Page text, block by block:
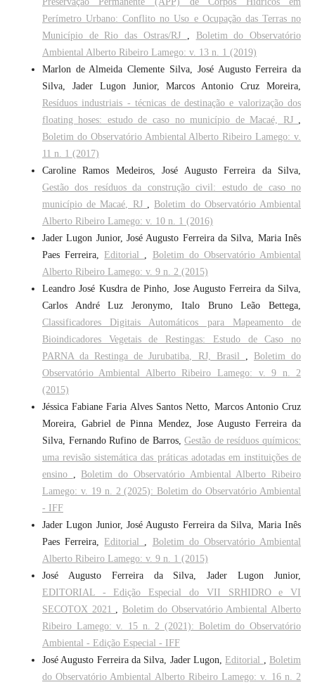
Perímetro Urbano: Conflito no Uso e Ocupação das Terras no
Município de Rio das Ostras/RJ
Boletim do Observatório
Ambiental Alberto Ribeiro Lamego: v. 13 n. 1 (2019)
Marlon de Almeida Clemente Silva, José Augusto Ferreira da
Silva, Jader Lugon Junior, Marcos Antonio Cruz Moreira,
Resíduos industriais - técnicas de destinação e valorização dos
floating hoses: estudo de caso no município de Macaé, RJ
Boletim do Observatório Ambiental Alberto Ribeiro Lamego: v.
11 n. 1 (2017)
Caroline Ramos Medeiros, José Augusto Ferreira da Silva,
Gestão dos resíduos da construção civil: estudo de caso no
município de Macaé, RJ
Boletim do Observatório Ambiental
Alberto Ribeiro Lamego: v. 10 n. 1 (2016)
Jader Lugon Junior, José Augusto Ferreira da Silva, Maria Inês
Paes Ferreira, Editorial
Boletim do Observatório Ambiental
Alberto Ribeiro Lamego: v. 9 n. 2 (2015)
Leandro José Kusdra de Pinho, Jose Augusto Ferreira da Silva,
Carlos André Luz Jeronymo, Italo Bruno Leão Bettega,
Classificadores Digitais Automáticos para Mapeamento de
Bioindicadores Vegetais de Restingas: Estudo de Caso no
PARNA da Restinga de Jurubatiba, RJ, Brasil
Boletim do
Observatório Ambiental Alberto Ribeiro Lamego: v. 9 n. 2
(2015)
Jéssica Fabiane Faria Alves Santos Netto, Marcos Antonio Cruz
Moreira, Gabriel de Pinna Mendez, Jose Augusto Ferreira da
Silva, Fernando Rufino de Barros,Gestão de resíduos químicos:
uma revisão sistemática das práticas adotadas em instituições de
ensino
Boletim do Observatório Ambiental Alberto Ribeiro
Lamego: v. 19 n. 2 (2025): Boletim do Observatório Ambiental
- IFF
Jader Lugon Junior, José Augusto Ferreira da Silva, Maria Inês
Paes Ferreira, Editorial
Boletim do Observatório Ambiental
Alberto Ribeiro Lamego: v. 9 n. 1 (2015)
José Augusto Ferreira da Silva, Jader Lugon Junior,
EDITORIAL - Edição Especial do VII SRHIDRO e VI
SECOTOX 2021
Boletim do Observatório Ambiental Alberto
Ribeiro Lamego: v. 15 n. 2 (2021): Boletim do Observatório
Ambiental - Edição Especial - IFF
José Augusto Ferreira da Silva, Jader Lugon, Editorial
Boletim
do Observatório Ambiental Alberto Ribeiro Lamego: v. 16 n. 2